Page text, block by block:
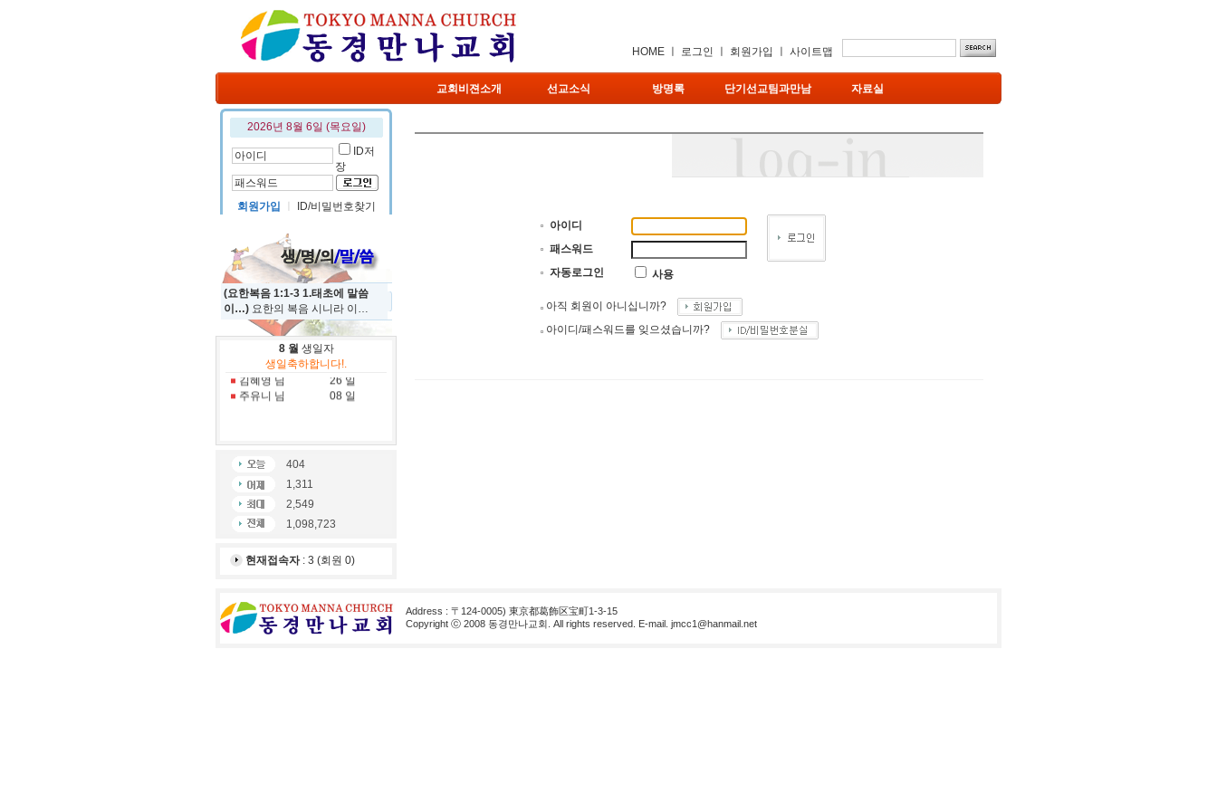
HOME 로그인 회원가입 사이트맵
교회비젼소개 선교소식 방명록 단기선교팀과만남 자료실
2026년 8월 6일 (목요일)
ID저
장
회원가입 ID/비밀번호찾기
(요한복음 1:1-3 1.태초에 말씀
이…) 요한의 복음 시니라 이…
8 월 생일자
생일축하합니다!.
정규진 님
19 일
홍진국 님
31 일
김혜영 님
26 일
주유니 님
08 일
404
1,311
2,549
1,098,723
현재접속자: 3 (회원 0)
아이디
패스워드
자동로그인
사용
아직 회원이 아니십니까?
아이디/패스워드를 잊으셨습니까?
Address : 〒124-0005) 東京都葛飾区宝町1-3-15
Copyright ⓒ 2008 동경만나교회. All rights reserved. E-mail. jmcc1@hanmail.net